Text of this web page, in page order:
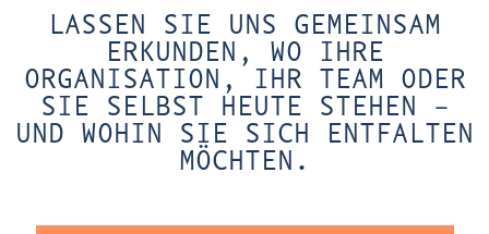
LASSEN SIE UNS GEMEINSAM
ERKUNDEN, WO IHRE
ORGANISATION, IHR TEAM ODER
SIE SELBST HEUTE STEHEN –
UND WOHIN SIE SICH ENTFALTEN
MÖCHTEN.